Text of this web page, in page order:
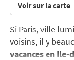
Voir sur la carte
Si Paris, ville
voisins, il y
vacances en Ile-